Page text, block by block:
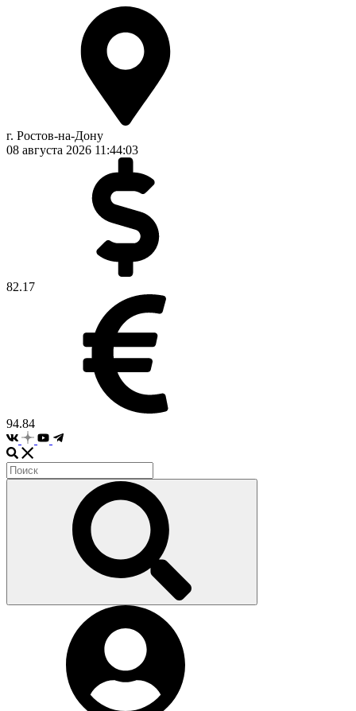
г. Ростов-на-Дону
08 августа 2026 11:44:04
82.17
94.84